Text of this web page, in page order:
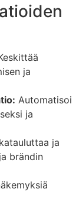
ja
Automatisoi
ja
ja
brändin